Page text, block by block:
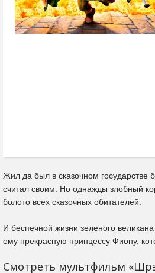
Жил да был в сказочном государстве
считал своим. Но однажды злобный
болото всех сказочных обитателей.
И беспечной жизни зеленого
ему прекрасную принцессу Фиону,
Смотреть мультфильм